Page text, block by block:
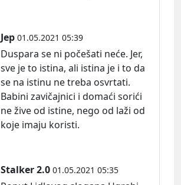
Jep 01.05.2021 05:39
Duspara se ni počešati neće. Jer,
sve je to istina, ali istina je i to da
se na istinu ne treba osvrtati.
Babini zavičajnici i domaći sorići
ne žive od istine, nego od laži od
koje imaju koristi.
Stalker 2.0 01.05.2021 05:35